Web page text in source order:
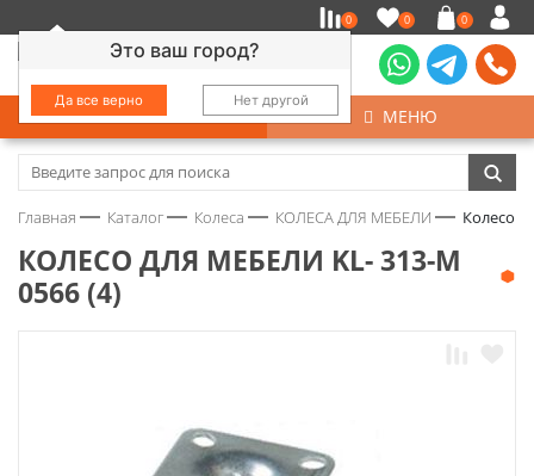
Это ваш город?
Да все верно Нет другой
0 0 0
КАТАЛОГ МЕНЮ
Замочно-скобяные изделия
Колеса
Главная Каталог Колеса КОЛЕСА ДЛЯ МЕБЕЛИ Колесо
КОЛЕСО ДЛЯ МЕБЕЛИ KL- 313-М
0566 (4)